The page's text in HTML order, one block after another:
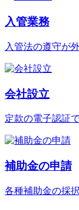
入管業務
入管法の遵守が
会社設立
定款の電子認証
補助金の申請
各種補助金の採